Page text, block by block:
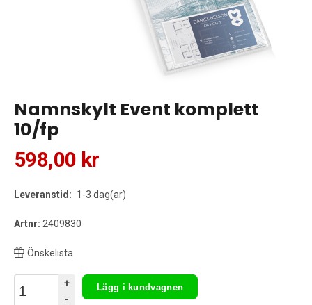
Namnskylt Event komplett
10/fp
598,00 kr
Leveranstid: 1-3 dag(ar)
Artnr: 2409830
Önskelista
+
-
Lägg i kundvagnen